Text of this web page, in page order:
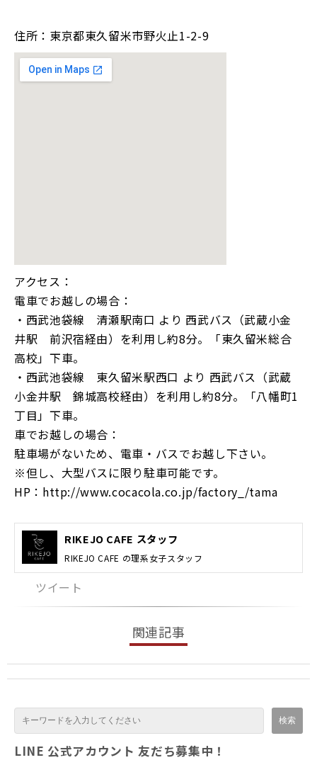
住所：東京都東久留米市野火止1-2-9
アクセス：
電車でお越しの場合：
・西武池袋線 清瀬駅南口 より 西武バス（武蔵小金
井駅 前沢宿経由）を利用し約8分。「東久留米総合
高校」下車。
・西武池袋線 東久留米駅西口 より 西武バス（武蔵
小金井駅 錦城高校経由）を利用し約8分。「八幡町1
丁目」下車。
車でお越しの場合：
駐車場がないため、電車・バスでお越し下さい。
※但し、大型バスに限り駐車可能です。
HP：http://www.cocacola.co.jp/factory_/tama
RIKEJO CAFE スタッフ
RIKEJO CAFE の理系女子スタッフ
ツイート
関連記事
LINE 公式アカウント 友だち募集中！